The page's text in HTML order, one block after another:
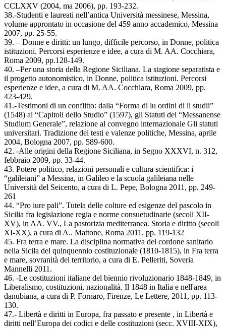
CCLXXV (2004, ma 2006), pp. 193-232.
38.-Studenti e laureati nell’antica Università messinese, Messina,
volume approntato in occasione del 459 anno accademico, Messina
2007, pp. 25-55.
39. – Donne e diritti: un lungo, difficile percorso, in Donne, politica
istituzioni. Percorsi esperienze e idee, a cura di M. AA. Cocchiara,
Roma 2009, pp.128-149.
40. –Per una storia della Regione Siciliana. La stagione separatista e
il progetto autonomistico, in Donne, politica istituzioni. Percorsi
esperienze e idee, a cura di M. AA. Cocchiara, Roma 2009, pp.
423-429.
41.-Testimoni di un conflitto: dalla “Forma di lu ordini di li studii”
(1548) ai “Capitoli dello Studio” (1597), gli Statuti del “Messanense
Studium Generale”, relazione al convegno internazionale Gli statuti
universitari. Tradizione dei testi e valenze politiche, Messina, aprile
2004, Bologna 2007, pp. 589-600.
42. -Alle origini della Regione Siciliana, in Segno XXXVI, n. 312,
febbraio 2009, pp. 33-44.
43. Potere politico, relazioni personali e cultura scientifica: i
“galileiani” a Messina, in Galileo e la scuola galileiana nelle
Università del Seicento, a cura di L. Pepe, Bologna 2011, pp. 249-
261
44. “Pro iure pali”. Tutela delle colture ed esigenze del pascolo in
Sicilia fra legislazione regia e norme consuetudinarie (secoli XII-
XV), in AA. VV., La pastorizia mediterranea. Storia e diritto (secoli
XI-XX), a cura di A.. Mattone, Roma 2011, pp. 119-132
45. Fra terra e mare. La disciplina normativa del cordone sanitario
nella Sicila del quinquennio costituzionale (1810-1815), in Fra terra
e mare, sovranità del territorio, a cura di E. Pelleriti, Soveria
Mannelli 2011.
46. -Le costituzioni italiane del biennio rivoluzionario 1848-1849, in
Liberalismo, costituzioni, nazionalità. Il 1848 in Italia e nell'area
danubiana, a cura di P. Fornaro, Firenze, Le Lettere, 2011, pp. 113-
130.
47.- Libertà e diritti in Europa, fra passato e presente , in Libertà e
diritti nell’Europa dei codici e delle costituzioni (secc. XVIII-XIX),